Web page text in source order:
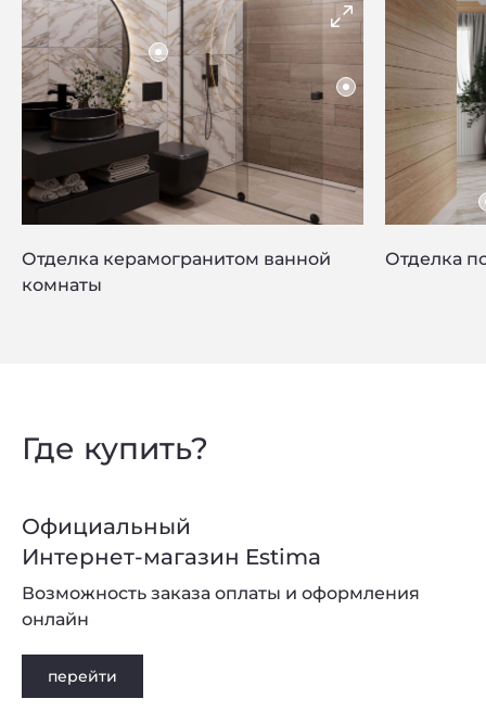
Отделка керамогранитом ванной
комнаты
Отделка
Где купить?
Официальный
Интернет-магазин Estima
перейти
Возможность заказа оплаты и оформления
онлайн